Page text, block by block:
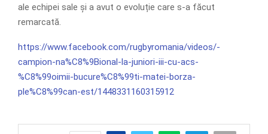
ale echipei sale și a avut o evoluție care s-a făcut
remarcată.
https://www.facebook.com/rugbyromania/videos/-
campion-na%C8%9Bional-la-juniori-iii-cu-acs-
%C8%99oimii-bucure%C8%99ti-matei-borza-
ple%C8%99can-est/1448331160315912